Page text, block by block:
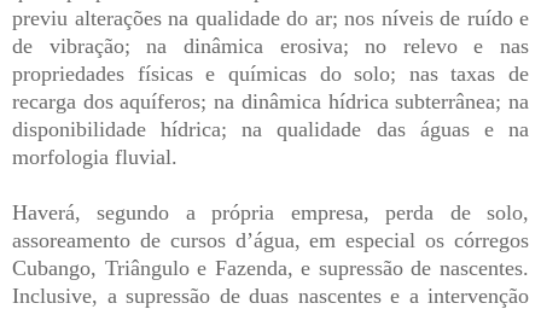
previu alterações na qualidade do ar; nos níveis de ruído e
de vibração; na dinâmica erosiva; no relevo e nas
propriedades físicas e químicas do solo; nas taxas de
recarga dos aquíferos; na dinâmica hídrica subterrânea; na
disponibilidade hídrica; na qualidade das águas e na
morfologia fluvial.
Haverá, segundo a própria empresa, perda de solo,
assoreamento de cursos d’água, em especial os córregos
Cubango, Triângulo e Fazenda, e supressão de nascentes.
Inclusive, a supressão de duas nascentes e a intervenção